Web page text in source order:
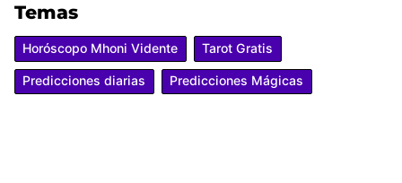
Temas
Horóscopo Mhoni Vidente Tarot Gratis
Predicciones diarias Predicciones Mágicas